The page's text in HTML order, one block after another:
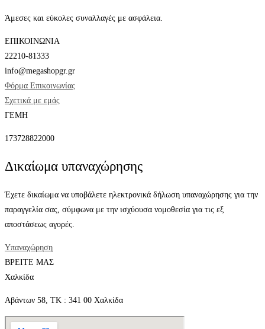
Άμεσες και εύκολες συναλλαγές με ασφάλεια.
ΕΠΙΚΟΙΝΩΝΙΑ
22210-81333
info@megashopgr.gr
Φόρμα Επικοινωνίας
Σχετικά με εμάς
ΓΕΜΗ
173728822000
Δικαίωμα υπαναχώρησης
Έχετε δικαίωμα να υποβάλετε ηλεκτρονικά δήλωση υπαναχώρησης για την
παραγγελία σας, σύμφωνα με την ισχύουσα νομοθεσία για τις εξ
αποστάσεως αγορές.
Υπαναχώρηση
ΒΡΕΙΤΕ ΜΑΣ
Χαλκίδα
Αβάντων 58, ΤΚ : 341 00 Χαλκίδα